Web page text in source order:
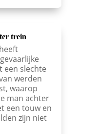
trein
een slechte
werden
waarop
man achter
een touw en
zijn niet